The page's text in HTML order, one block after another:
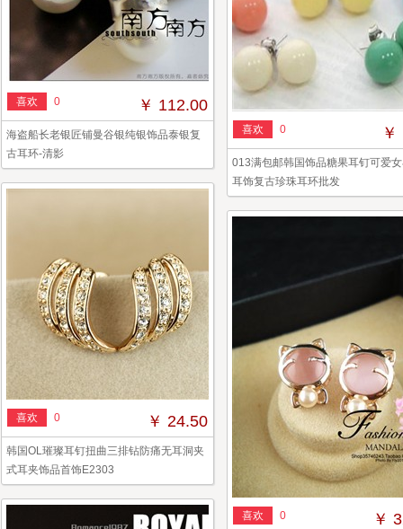
喜欢 0 ￥ 112.00
海盗船长老银匠铺曼谷银纯银饰品泰银复
古耳环-清影
喜欢 0
013满包邮韩国饰品糖果耳钉可爱
耳饰复古珍珠耳环批发
喜欢 0 ￥ 24.50
韩国OL璀璨耳钉扭曲三排钻防痛无耳洞夹
式耳夹饰品首饰E2303
喜欢 0 ￥